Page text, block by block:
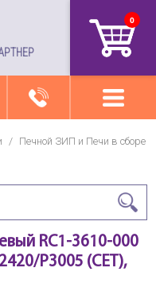
0
/
Печной ЗИП и Печи в сборе
RC1-3610-000
P3005 (CET),